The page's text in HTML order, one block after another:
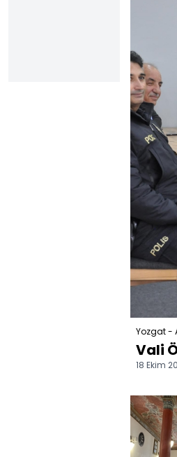
Yozgat -
Vali
18 Ekim